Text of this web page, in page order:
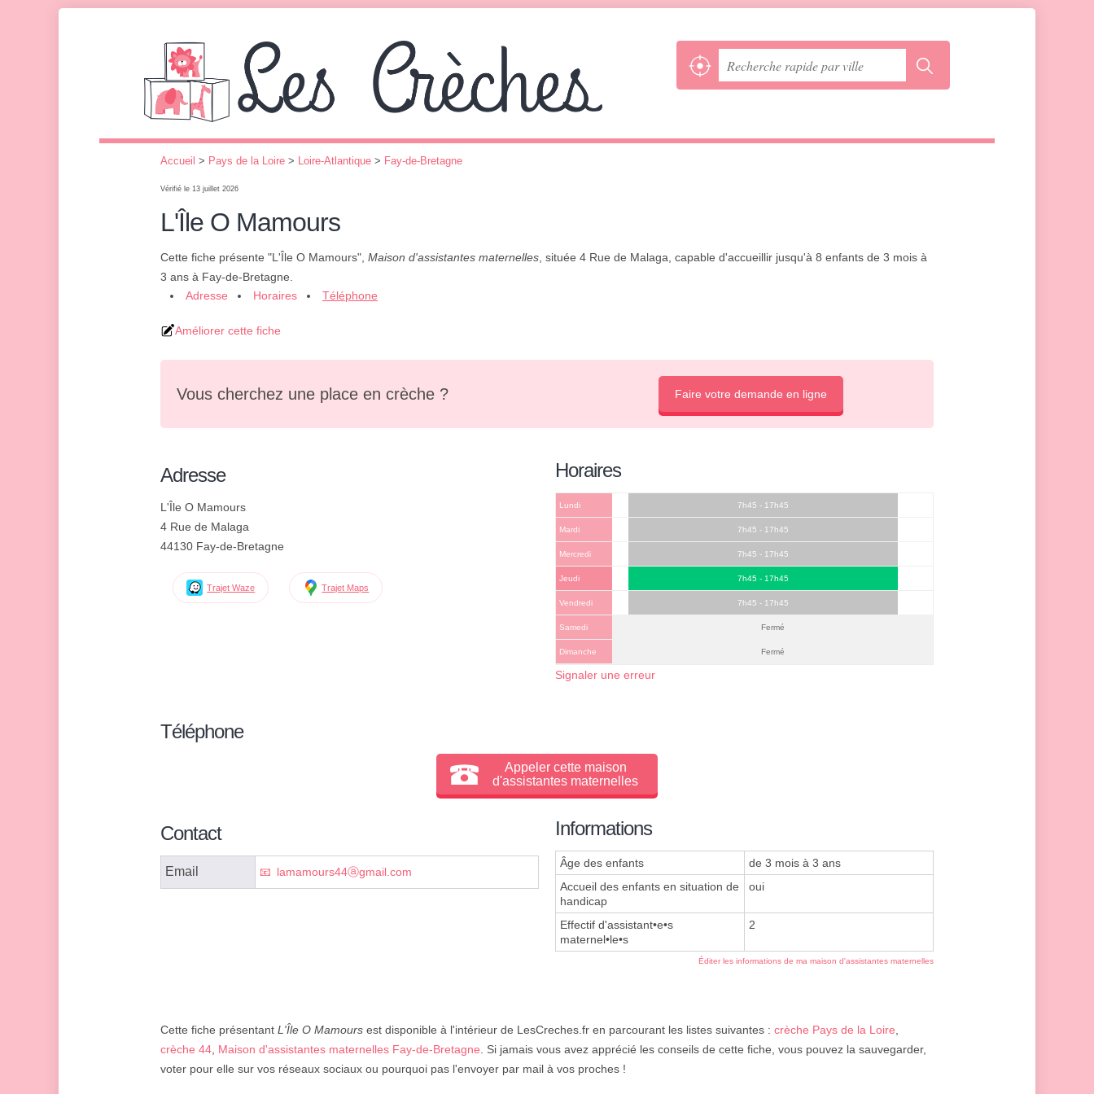
Accueil > Pays de la Loire > Loire-Atlantique > Fay-de-Bretagne
Vérifié le 13 juillet 2026
L'Île O Mamours
Cette fiche présente "L'Île O Mamours", Maison d'assistantes maternelles , située 4 Rue de Malaga, capable d'accueillir jusqu'à 8 enfants de 3 mois à
3 ans à Fay-de-Bretagne.
Adresse
Horaires Téléphone
Améliorer cette fiche
Vous cherchez une place en crèche ? Faire votre demande en ligne
Adresse
L'Île O Mamours
4 Rue de Malaga
44130 Fay-de-Bretagne
Trajet Waze Trajet Maps
Horaires
Lundi 7h45 - 17h45
Mardi 7h45 - 17h45
Mercredi 7h45 - 17h45
Jeudi 7h45 - 17h45
Vendredi 7h45 - 17h45
Samedi Fermé
Dimanche Fermé
Signaler une erreur
Téléphone
Appeler cette maison
d'assistantes maternelles
Contact
Email lamamours44ⓐgmail.com
Informations
Âge des enfants
de 3 mois à 3 ans
Accueil des enfants en situation de
handicap
oui
Effectif d'assistant•e•s
maternel•le•s
2
Éditer les informations de ma maison d'assistantes maternelles
Cette fiche présentant L'Île O Mamours est disponible à l'intérieur de LesCreches.fr en parcourant les listes suivantes : crèche Pays de la Loire
crèche 44 Maison d'assistantes maternelles Fay-de-Bretagne . Si jamais vous avez apprécié les conseils de cette fiche, vous pouvez la sauvegarder,
voter pour elle sur vos réseaux sociaux ou pourquoi pas l'envoyer par mail à vos proches !